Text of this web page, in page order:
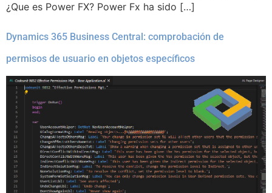
¿Que es Power FX? Power Fx ha sido […]
Dynamics 365 Business Central: comprobación de
permisos de usuario en objetos específicos